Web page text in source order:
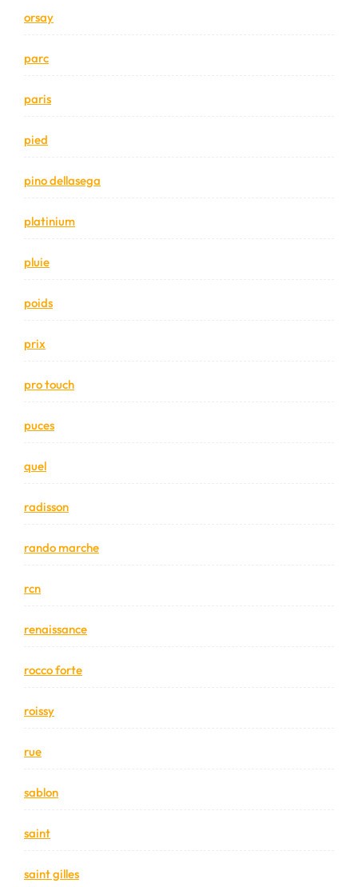
orsay
parc
paris
pied
pino dellasega
platinium
pluie
poids
prix
pro touch
puces
quel
radisson
rando marche
rcn
renaissance
rocco forte
roissy
rue
sablon
saint
saint gilles